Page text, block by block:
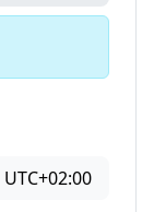
UTC+02:00